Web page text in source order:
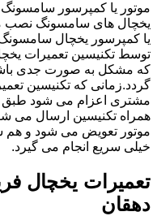
موتور یا کمپرسور
یخچال های سامسونگ نصب
یا کمپرسور یخچال
توسط تکنیسین تعمیرات
که مشکل به صورت جدی
گردد.زمانی که تکنیسین
مشتری اعزام می شود طبق
همراه تکنیسین ارسال می
موتور تعویض می شود و هم
خیلی سریع انجام می گیرد.
تعمیرات یخچال
دهقان